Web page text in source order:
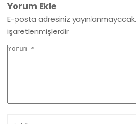
Yorum Ekle
E-posta adresiniz yayınlanmayacak.
işaretlenmişlerdir